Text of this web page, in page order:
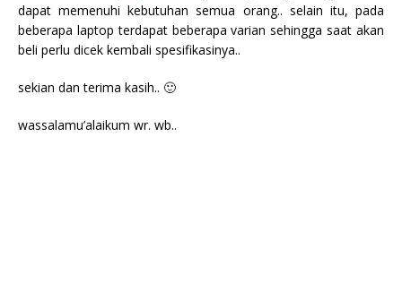
dapat memenuhi kebutuhan semua orang.. selain itu, pada
beberapa laptop terdapat beberapa varian sehingga saat akan
beli perlu dicek kembali spesifikasinya..
sekian dan terima kasih.. 🙂
wassalamu’alaikum wr. wb..